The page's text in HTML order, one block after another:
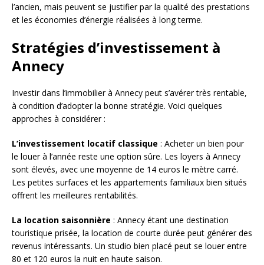
l’ancien, mais peuvent se justifier par la qualité des prestations
et les économies d’énergie réalisées à long terme.
Stratégies d’investissement à
Annecy
Investir dans l’immobilier à Annecy peut s’avérer très rentable,
à condition d’adopter la bonne stratégie. Voici quelques
approches à considérer :
L’investissement locatif classique : Acheter un bien pour
le louer à l’année reste une option sûre. Les loyers à Annecy
sont élevés, avec une moyenne de 14 euros le mètre carré.
Les petites surfaces et les appartements familiaux bien situés
offrent les meilleures rentabilités.
La location saisonnière : Annecy étant une destination
touristique prisée, la location de courte durée peut générer des
revenus intéressants. Un studio bien placé peut se louer entre
80 et 120 euros la nuit en haute saison.